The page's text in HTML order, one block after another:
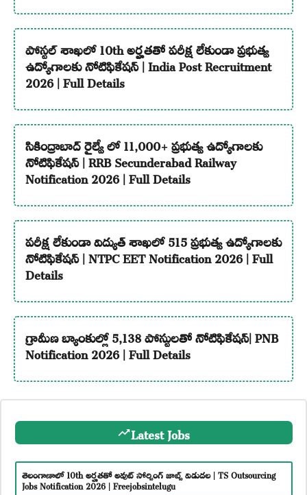
పోస్టల్ శాఖలో 10th అర్హతతో పరీక్ష లేకుండా ప్రభుత్వ
ఉద్యోగాలకు నోటిఫికేషన్ | India Post Recruitment
2026 | Full Details
సికింద్రాబాద్ రైల్వే లో 11,000+ ప్రభుత్వ ఉద్యోగాలకు
నోటిఫికేషన్ | RRB Secunderabad Railway
Notification 2026 | Full Details
పరీక్ష లేకుండా విద్యుత్ శాఖలో 515 ప్రభుత్వ ఉద్యోగాలకు
నోటిఫికేషన్ | NTPC EET Notification 2026 | Full
Details
గ్రామీణ బ్యాంకుల్లో 5,138 పోస్టులతో నోటిఫికేషన్| PNB
Notification 2026 | Full Details
Latest Jobs
తెలంగాణాలో 10th అర్హతతో అవుట్ సోర్సింగ్ జాబ్స్ విడుదల | TS Outsourcing
Jobs Notification 2026 | Freejobsintelugu